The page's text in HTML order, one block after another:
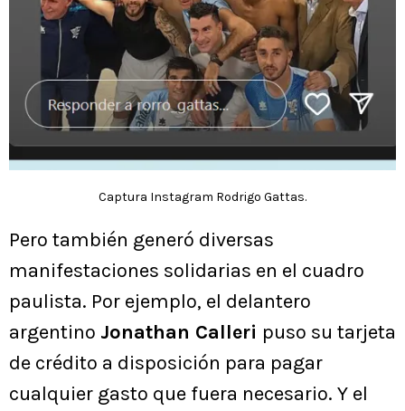
Captura Instagram Rodrigo Gattas.
Pero también generó diversas
manifestaciones solidarias en el cuadro
paulista. Por ejemplo, el delantero
argentino Jonathan Calleri puso su tarjeta
de crédito a disposición para pagar
cualquier gasto que fuera necesario. Y el